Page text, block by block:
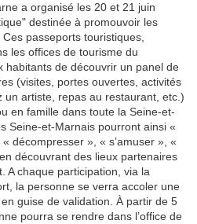
a organisé les 20 et 21 juin
destinée à promouvoir les
passeports touristiques,
les offices de tourisme du
habitants de découvrir un panel de
(visites, portes ouvertes, activités
un artiste, repas au restaurant, etc.)
en famille dans toute la Seine-et-
Seine-et-Marnais pourront ainsi «
décompresser », « s’amuser », «
découvrant des lieux partenaires
A chaque participation, via la
la personne se verra accoler une
guise de validation. À partir de 5
pourra se rendre dans l’office de